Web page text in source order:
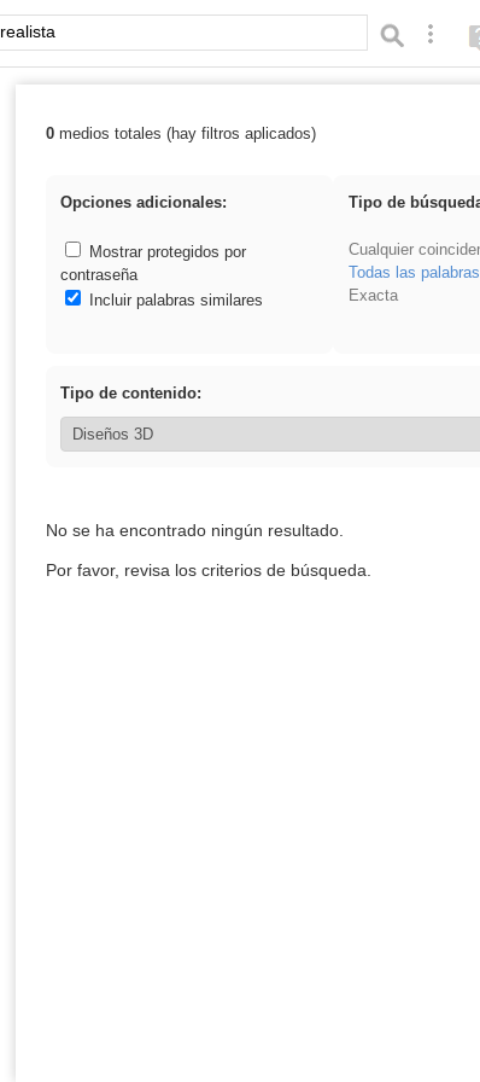
Palabra o frase:
Resultados de: realista
0medios totales (hay filtros aplicados)
Opciones adicionales:
Mostrar protegidos por
contraseña
Incluir palabras similares
Tipo de
Cualquier
Todas las palabras
Exacta
Tipo de contenido:
No se ha encontrado ningún resultado.
Por favor, revisa los criterios de búsqueda.